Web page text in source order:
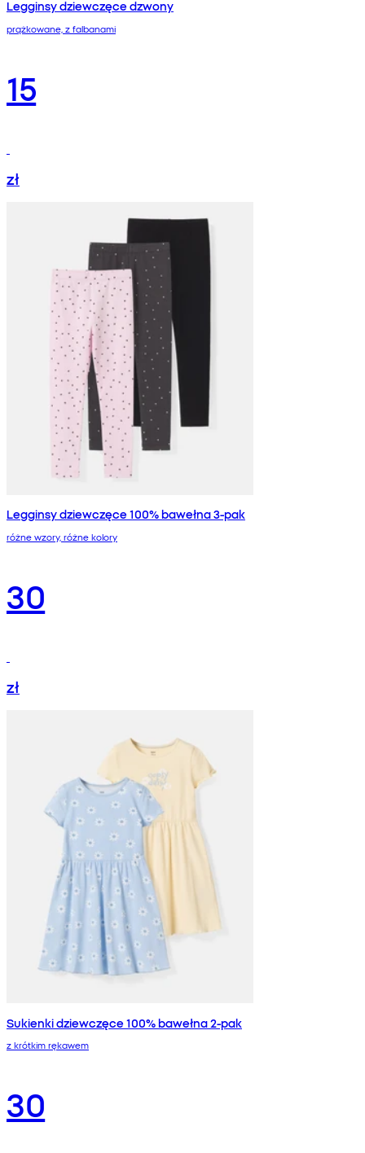
Legginsy dziewczęce dzwony
prążkowane, z falbanami
15
zł
Legginsy dziewczęce 100% bawełna 3-pak
różne wzory, różne kolory
30
zł
Sukienki dziewczęce 100% bawełna 2-pak
z krótkim rękawem
30